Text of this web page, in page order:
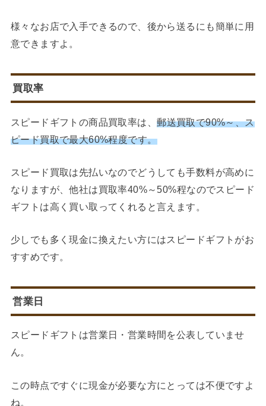
様々なお店で入手できるので、後から送るにも簡単に用
意できますよ。
買取率
スピードギフトの商品買取率は、郵送買取で90%～、ス
ピード買取で最大60%程度です。
スピード買取は先払いなのでどうしても手数料が高めに
なりますが、他社は買取率40%～50%程なのでスピード
ギフトは高く買い取ってくれると言えます。
少しでも多く現金に換えたい方にはスピードギフトがお
すすめです。
営業日
スピードギフトは営業日・営業時間を公表していませ
ん。
この時点ですぐに現金が必要な方にとっては不便ですよ
ね。